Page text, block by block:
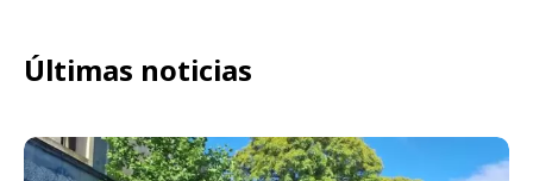
Últimas noticias